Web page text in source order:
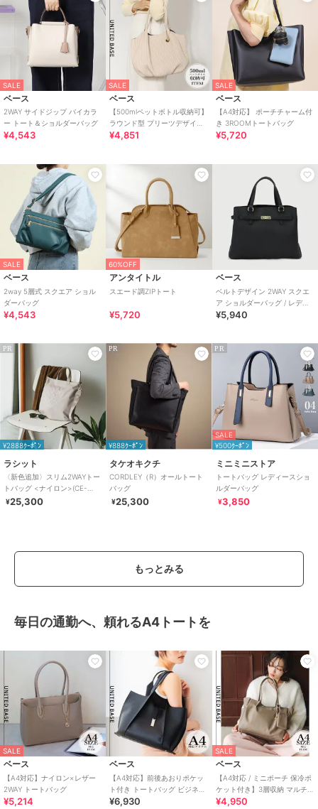
SALE
ベース
2WAY サイドジップ バイカラ
ー トート＆ショルダーバッグ
¥4,543
SALE
ベース
【500mlペットボトル収納可】
ラウンド型 プリーツデザイン
トートバッグ
¥4,851
SALE
ベース
【A4対応】 ポーチチャーム付
き 3ROOMトートバッグ
¥5,720
SALE
ベース
2way 5層式 スクエア ショル
ダーバッグ
¥4,543
60%OFF
アンタイトル
スエード調ZIPトート
¥5,720
ベース
ベルトデザイン 2WAY スクエ
ア ショルダーバッグ / レディ
ース ハンドバッグ バッグ
¥5,940
PR
¥2888ｸｰﾎﾟﾝ
ラシット
〈新色追加〉スリム2WAYトー
トバッグ <ナイロン>(CE-
1404-WEB)
¥25,300
PR
¥888ｸｰﾎﾟﾝ
タケオキクチ
CORDLEY（R）オールトート
バッグ
¥25,300
PR
SALE
¥500ｸｰﾎﾟﾝ
ミニミニストア
トートバッグ レディースショ
ルダーバッグ
¥3,850
もっとみる
毎日の通勤へ、頼れるA4トートを
SALE
ベース
【A4対応】ナイロン×レザー
2WAY トートバッグ
¥5,214
ベース
【A4対応】前後あおりポケッ
ト付き トートバッグ ビジネス
トート
¥6,930
SALE
ベース
【A4対応 / ミニポーチ 保冷ポ
ケット付き】3層収納 マルチポ
ケット トートバッグ
¥4,950